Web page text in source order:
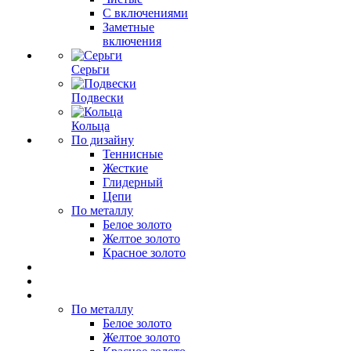
С включениями
Заметные
включения
Серьги
Подвески
Кольца
По дизайну
Теннисные
Жесткие
Глидерный
Цепи
По металлу
Белое золото
Желтое золото
Красное золото
По металлу
Белое золото
Желтое золото